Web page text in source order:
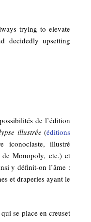
trying to elevate
decidedly upsetting
de l’édition
illustrée (éditions
iconoclaste, illustré
de Monopoly, etc.) et
y définit-on l’âme :
et draperies ayant le
se place en creuset